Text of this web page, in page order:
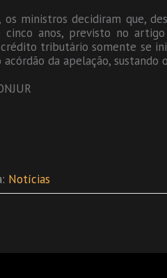
os ministros decidiram que,
cinco anos, previsto no artigo
tributário somente se
da apelação, sustando
Notícias